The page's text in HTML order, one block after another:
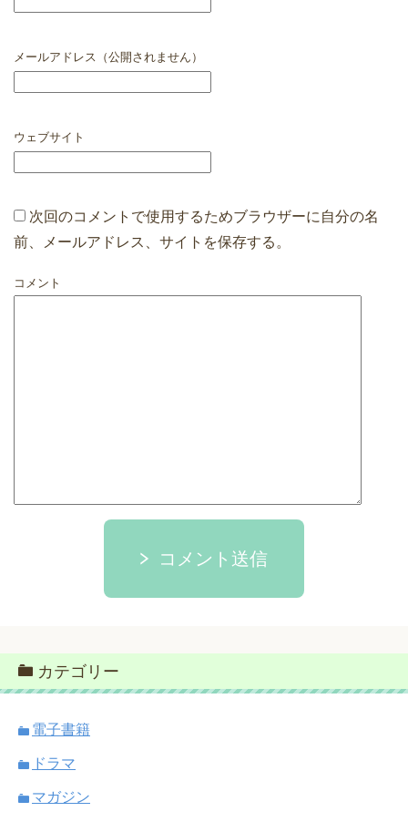
メールアドレス（公開されません）
ウェブサイト
次回のコメントで使用するためブラウザーに自分の名
前、メールアドレス、サイトを保存する。
コメント
コメント送信
カテゴリー
電子書籍
ドラマ
マガジン